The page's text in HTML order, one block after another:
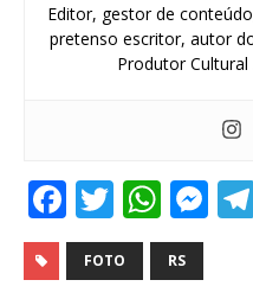
Editor, gestor de
pretenso escritor, autor
Produtor
F
a
c
T
w
it
W
h
at
M
FOTO RS